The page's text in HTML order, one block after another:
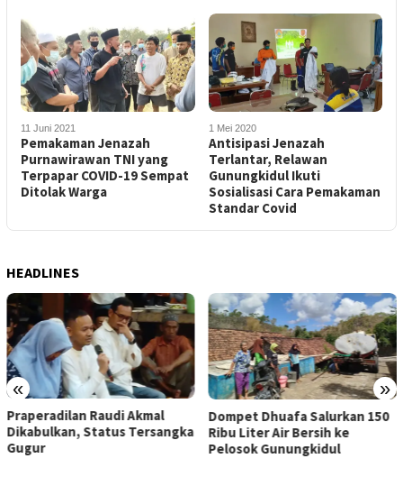
11 Juni 2021
Pemakaman Jenazah
Purnawirawan TNI yang
Terpapar COVID-19 Sempat
Ditolak Warga
1 Mei 2020
Antisipasi Jenazah
Terlantar, Relawan
Gunungkidul Ikuti
Sosialisasi Cara Pemakaman
Standar Covid
HEADLINES
« »
Praperadilan Raudi Akmal
Dikabulkan, Status Tersangka
Gugur
Dompet Dhuafa Salurkan 150
Ribu Liter Air Bersih ke
Pelosok Gunungkidul